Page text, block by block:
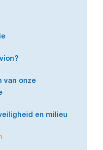
van onze
en milieu